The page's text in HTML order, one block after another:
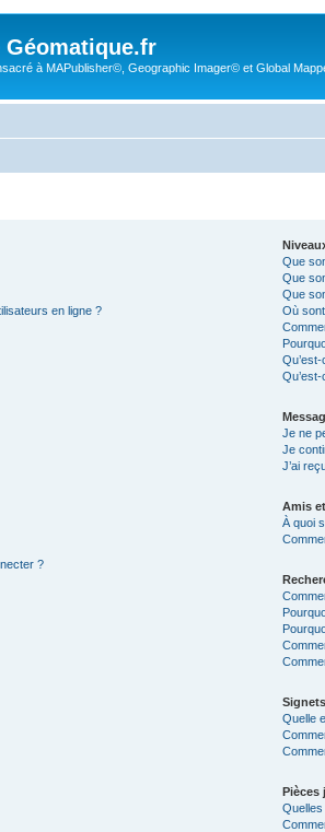
Géomatique.fr
à MAPublisher©, Geographic Imager© et Global
en ligne ?
?
Que
Que
Que
Où
Qu’est-
Je ne
Je
J’ai
Amis
À quoi
Quelle
Pièces